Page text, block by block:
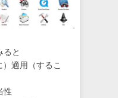
と
適用（するこ